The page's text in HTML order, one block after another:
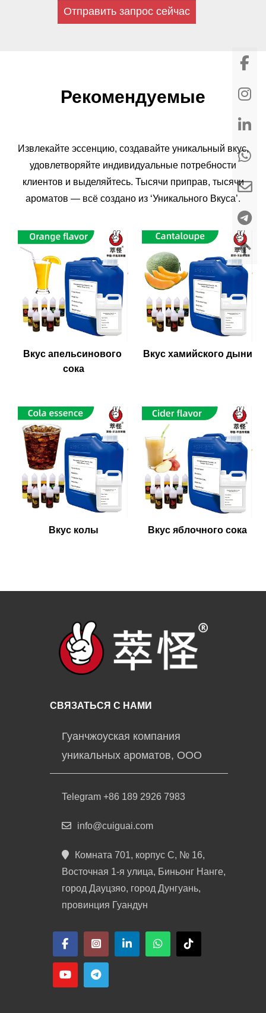
Отправить запрос сейчас
Рекомендуемые
Извлекайте эссенцию, создавайте уникальный вкус,
удовлетворяйте индивидуальные потребности
клиентов и выделяйтесь. Тысячи приправ, тысячи
ароматов — всё создано из ‘Уникального Вкуса’.
Вкус апельсинового
сока
Вкус хамийского дыни
Вкус колы Вкус яблочного сока
СВЯЗАТЬСЯ С НАМИ
Гуанчжоуская компания
уникальных ароматов, ООО
Telegram +86 189 2926 7983
info@cuiguai.com
Комната 701, корпус C, № 16,
Восточная 1-я улица, Биньонг Нанге,
город Дауцзяо, город Дунгуань,
провинция Гуандун